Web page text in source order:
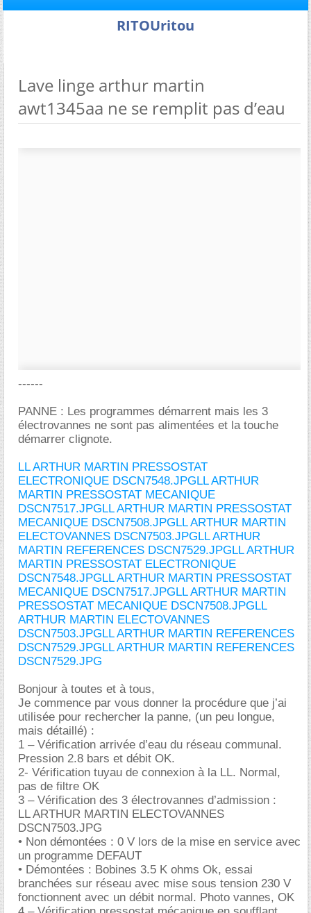
RITOUritou
Lave linge arthur martin
awt1345aa ne se remplit pas d’eau
------
PANNE : Les programmes démarrent mais les 3
électrovannes ne sont pas alimentées et la touche
démarrer clignote.
LL ARTHUR MARTIN PRESSOSTAT
ELECTRONIQUE DSCN7548.JPGLL ARTHUR
MARTIN PRESSOSTAT MECANIQUE
DSCN7517.JPGLL ARTHUR MARTIN PRESSOSTAT
MECANIQUE DSCN7508.JPGLL ARTHUR MARTIN
ELECTOVANNES DSCN7503.JPGLL ARTHUR
MARTIN REFERENCES DSCN7529.JPGLL ARTHUR
MARTIN PRESSOSTAT ELECTRONIQUE
DSCN7548.JPGLL ARTHUR MARTIN PRESSOSTAT
MECANIQUE DSCN7517.JPGLL ARTHUR MARTIN
PRESSOSTAT MECANIQUE DSCN7508.JPGLL
ARTHUR MARTIN ELECTOVANNES
DSCN7503.JPGLL ARTHUR MARTIN REFERENCES
DSCN7529.JPGLL ARTHUR MARTIN REFERENCES
DSCN7529.JPG
Bonjour à toutes et à tous,
Je commence par vous donner la procédure que j’ai
utilisée pour rechercher la panne, (un peu longue,
mais détaillé) :
1 – Vérification arrivée d’eau du réseau communal.
Pression 2.8 bars et débit OK.
2- Vérification tuyau de connexion à la LL. Normal,
pas de filtre OK
3 – Vérification des 3 électrovannes d’admission :
LL ARTHUR MARTIN ELECTOVANNES
DSCN7503.JPG
• Non démontées : 0 V lors de la mise en service avec
un programme DEFAUT
• Démontées : Bobines 3.5 K ohms Ok, essai
branchées sur réseau avec mise sous tension 230 V
fonctionnent avec un débit normal. Photo vannes, OK